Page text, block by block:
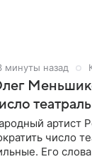
минуты назад
артист
число
Его